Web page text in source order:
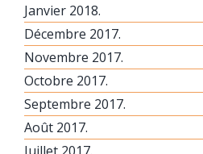
Janvier 2018.
Décembre 2017.
Novembre 2017.
Octobre 2017.
Septembre 2017.
Août 2017.
Juillet 2017.